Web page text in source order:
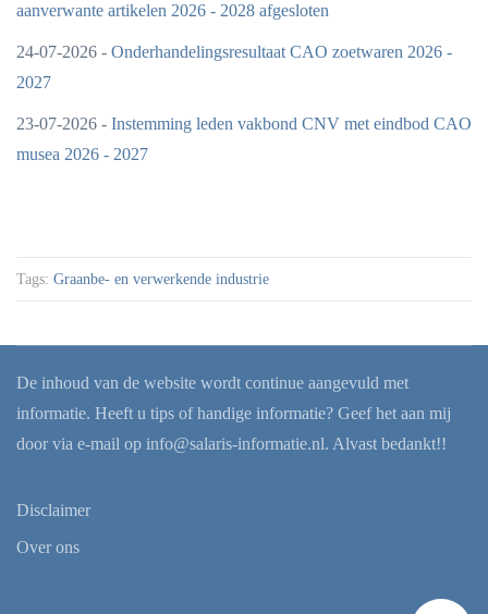
aanverwante artikelen 2026 - 2028 afgesloten
24-07-2026 - Onderhandelingsresultaat CAO zoetwaren 2026 -
2027
23-07-2026 - Instemming leden vakbond CNV met eindbod CAO
musea 2026 - 2027
Tags: Graanbe- en verwerkende industrie
De inhoud van de website wordt continue aangevuld met
informatie. Heeft u tips of handige informatie? Geef het aan mij
door via e-mail op info@salaris-informatie.nl. Alvast bedankt!!
Disclaimer
Over ons